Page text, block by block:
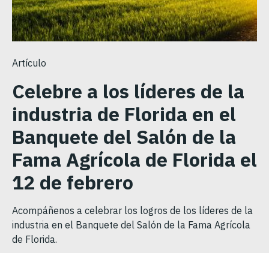
Artículo
Celebre a los líderes de la
industria de Florida en el
Banquete del Salón de la
Fama Agrícola de Florida el
12 de febrero
Acompáñenos a celebrar los logros de los líderes de la
industria en el Banquete del Salón de la Fama Agrícola
de Florida.